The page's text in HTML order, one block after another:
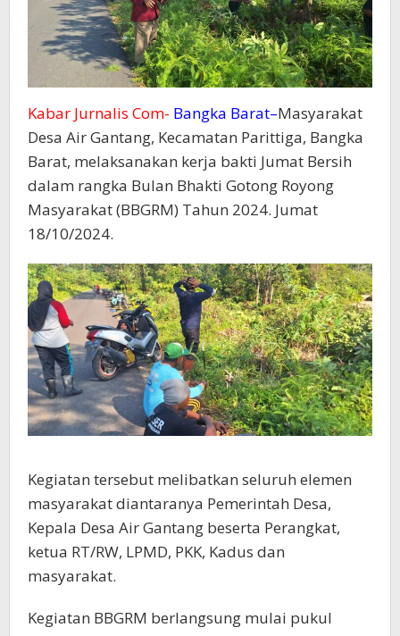
Kabar Jurnalis Com- Bangka Barat–Masyarakat
Desa Air Gantang, Kecamatan Parittiga, Bangka
Barat, melaksanakan kerja bakti Jumat Bersih
dalam rangka Bulan Bhakti Gotong Royong
Masyarakat (BBGRM) Tahun 2024. Jumat
18/10/2024.
Kegiatan tersebut melibatkan seluruh elemen
masyarakat diantaranya Pemerintah Desa,
Kepala Desa Air Gantang beserta Perangkat,
ketua RT/RW, LPMD, PKK, Kadus dan
masyarakat.
Kegiatan BBGRM berlangsung mulai pukul